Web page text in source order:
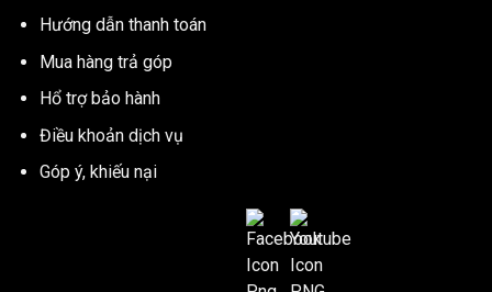
Hướng dẫn thanh toán
Mua hàng trả góp
Hổ trợ bảo hành
Điều khoản dịch vụ
Góp ý, khiếu nại